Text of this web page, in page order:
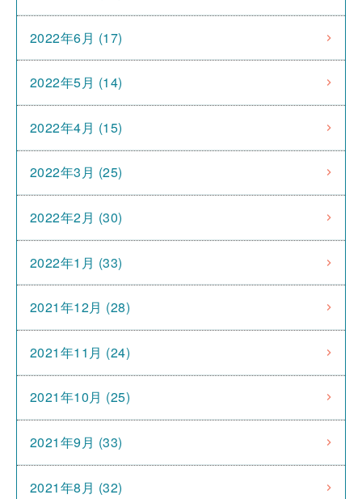
2022年6月 (17)
2022年5月 (14)
2022年4月 (15)
2022年3月 (25)
2022年2月 (30)
2022年1月 (33)
2021年12月 (28)
2021年11月 (24)
2021年10月 (25)
2021年9月 (33)
2021年8月 (32)